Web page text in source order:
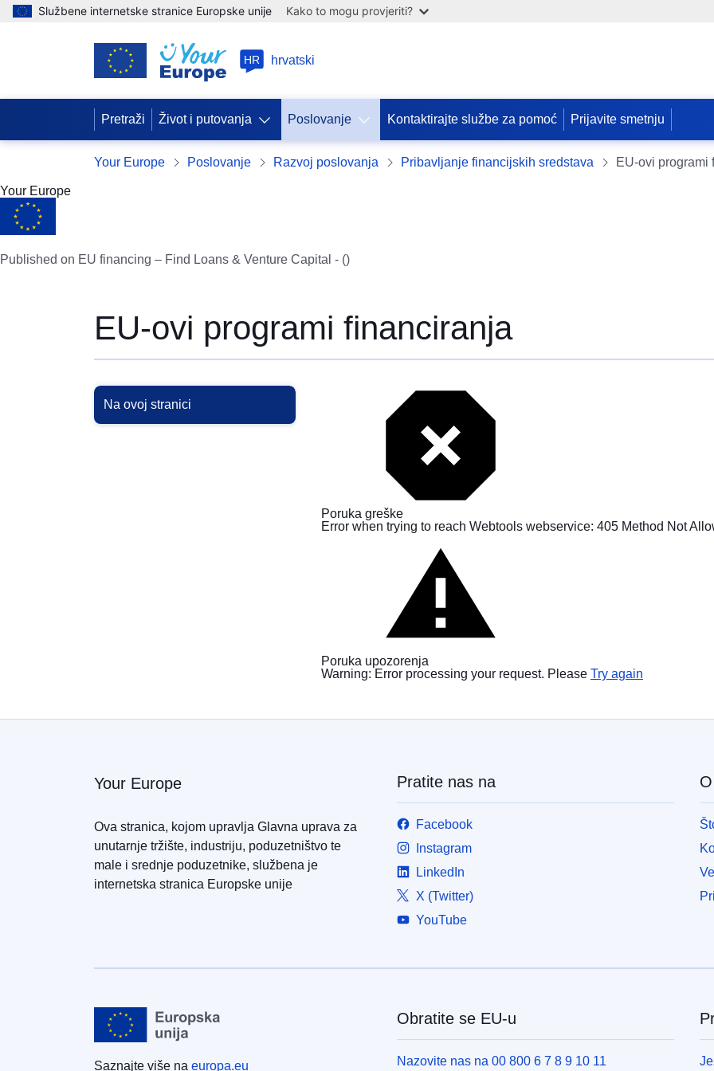
Službene internetske stranice Europske unije Kako to mogu provjeriti?
HR hrvatski
Pretraži Život i putovanja Poslovanje Kontaktirajte službe za pomoć Prijavite smetnju
Your Europe Poslovanje Razvoj poslovanja Pribavljanje financijskih sredstava EU-ovi programi
Your Europe
Published on EU financing – Find Loans & Venture Capital - ()
EU-ovi programi financiranja
Na ovoj stranici
Poruka greške
Error when trying to reach Webtools webservice: 405 Method Not
Poruka upozorenja
Warning: Error processing your request. Please Try again
Your Europe
Ova stranica, kojom upravlja Glavna uprava za
unutarnje tržište, industriju, poduzetništvo te
male i srednje poduzetnike, službena je
internetska stranica Europske unije
Pratite nas na
Facebook
Instagram
LinkedIn
X (Twitter)
YouTube
Saznajte više na europa.eu
Obratite se EU-u
Nazovite nas na 00 800 6 7 8 9 10 11